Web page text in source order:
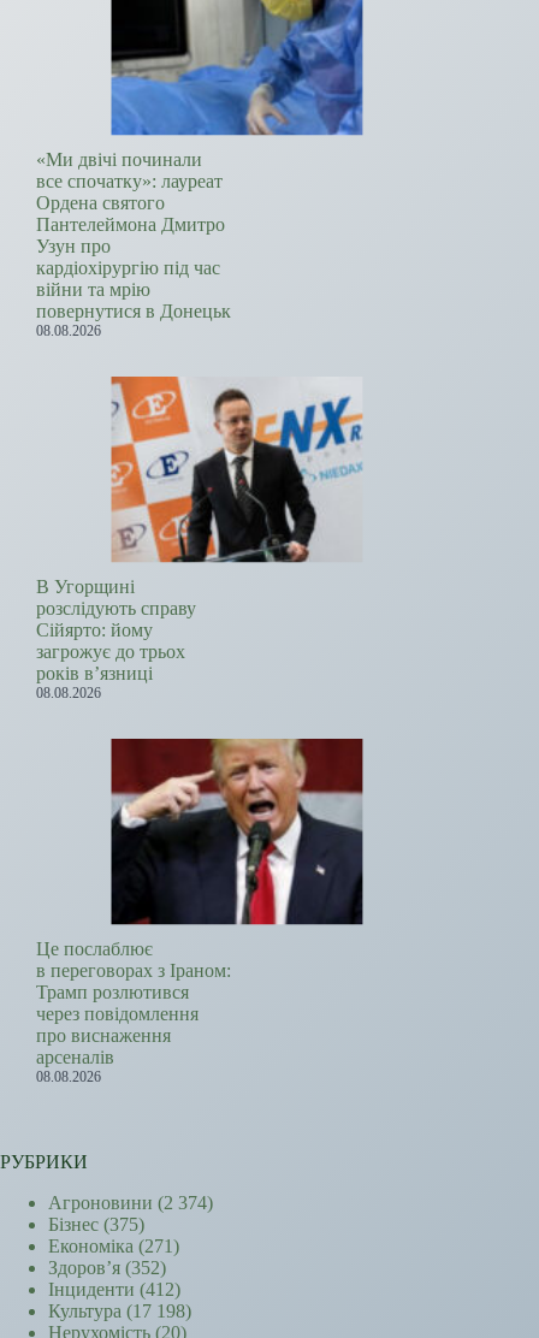
«Ми двічі починали
все спочатку»: лауреат
Ордена святого
Пантелеймона Дмитро
Узун про
кардіохірургію під час
війни та мрію
повернутися в Донецьк
08.08.2026
В Угорщині
розслідують справу
Сійярто: йому
загрожує до трьох
років в’язниці
08.08.2026
Це послаблює
в переговорах з Іраном:
Трамп розлютився
через повідомлення
про виснаження
арсеналів
08.08.2026
РУБРИКИ
Агроновини (2 374)
Бізнес (375)
Економіка (271)
Здоров’я (352)
Інциденти (412)
Культура (17 198)
Нерухомість (20)